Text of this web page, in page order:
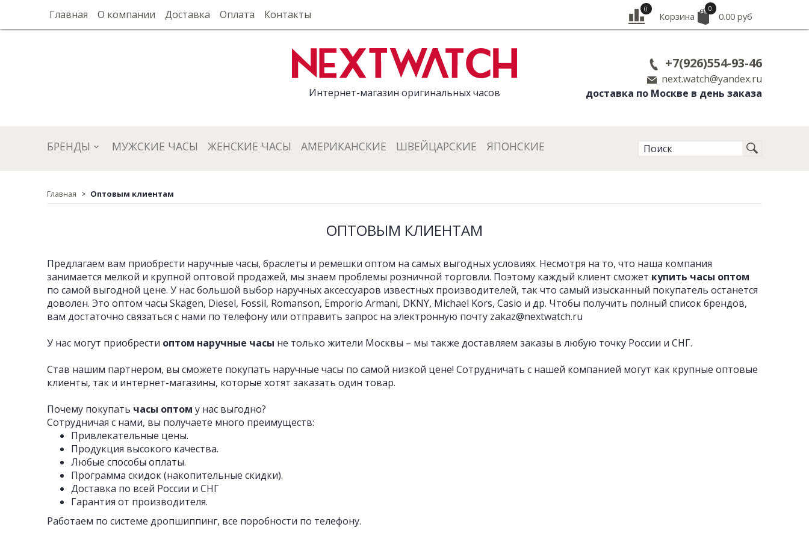
Главная О компании Доставка Оплата Контакты 0
Корзина
0
0.00 руб
Интернет-магазин оригинальных часов
+7(926)554-93-46
next.watch@yandex.ru
доставка по Москве в день заказа
БРЕНДЫ МУЖСКИЕ ЧАСЫ ЖЕНСКИЕ ЧАСЫ АМЕРИКАНСКИЕ ШВЕЙЦАРСКИЕ ЯПОНСКИЕ
Главная Оптовым клиентам
ОПТОВЫМ КЛИЕНТАМ
Предлагаем вам приобрести наручные часы, браслеты и ремешки оптом на самых выгодных условиях. Несмотря на то, что наша компания
занимается мелкой и крупной оптовой продажей, мы знаем проблемы розничной торговли. Поэтому каждый клиент сможет купить часы оптом
по самой выгодной цене. У нас большой выбор наручных аксессуаров известных производителей, так что самый изысканный покупатель останется
доволен. Это оптом часы Skagen, Diesel, Fossil, Romanson, Emporio Armani, DKNY, Michael Kors, Casio и др. Чтобы получить полный список брендов,
вам достаточно связаться с нами по телефону или отправить запрос на электронную почту zakaz@nextwatch.ru
У нас могут приобрести оптом наручные часы не только жители Москвы – мы также доставляем заказы в любую точку России и СНГ.
Став нашим партнером, вы сможете покупать наручные часы по самой низкой цене! Сотрудничать с нашей компанией могут как крупные оптовые
клиенты, так и интернет-магазины, которые хотят заказать один товар.
Почему покупать часы оптом у нас выгодно?
Сотрудничая с нами, вы получаете много преимуществ:
Привлекательные цены.
Продукция высокого качества.
Любые способы оплаты.
Программа скидок (накопительные скидки).
Доставка по всей России и СНГ
Гарантия от производителя.
Работаем по системе дропшиппинг, все поробности по телефону.